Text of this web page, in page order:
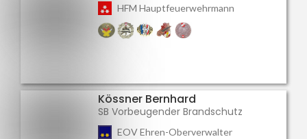
HFM Hauptfeuerwehrmann
Kössner Bernhard
SB Vorbeugender Brandschutz
EOV Ehren-Oberverwalter